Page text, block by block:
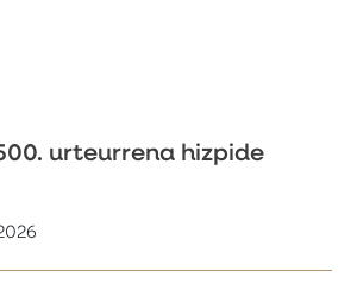
urteurrena hizpide